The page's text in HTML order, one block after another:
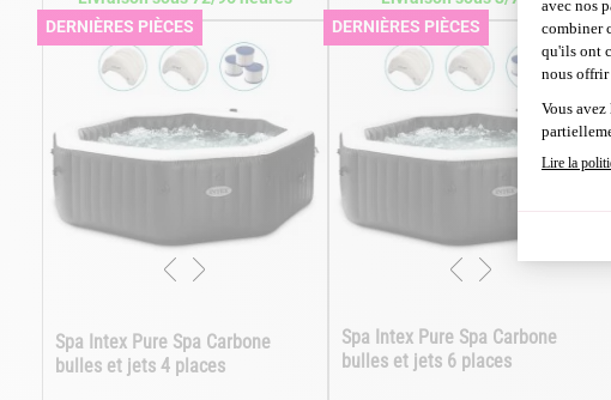
DERNIÈRES PIÈCES
Spa Intex Pure Spa Carbone
bulles et jets 4 places
DERNIÈRES PIÈCES
Spa Intex Pure Spa Carbone
bulles et jets 6 places